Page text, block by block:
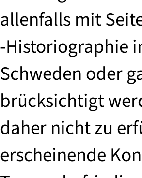
allenfalls mit
-Historiographie
Schweden oder
brücksichtigt
daher nicht zu
erscheinende